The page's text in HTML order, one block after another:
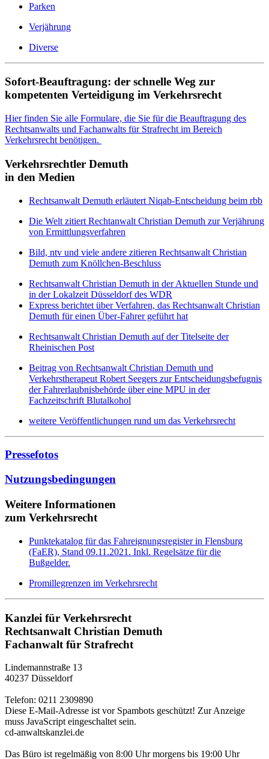
Parken
Verjährung
Diverse
Sofort-Beauftragung: der schnelle Weg zur
kompetenten Verteidigung im Verkehrsrecht
Hier finden Sie alle Formulare, die Sie für die Beauftragung des
Rechtsanwalts und Fachanwalts für Strafrecht im Bereich
Verkehrsrecht benötigen.
Verkehrsrechtler Demuth
in den Medien
Rechtsanwalt Demuth erläutert Niqab-Entscheidung beim rbb
Die Welt zitiert Rechtanwalt Christian Demuth zur Verjährung
von Ermittlungsverfahren
Bild, ntv und viele andere zitieren Rechtsanwalt Christian
Demuth zum Knöllchen-Beschluss
Rechtsanwalt Christian Demuth in der Aktuellen Stunde und
in der Lokalzeit Düsseldorf des WDR
Express berichtet über Verfahren, das Rechtsanwalt Christian
Demuth für einen Über-Fahrer geführt hat
Rechtsanwalt Christian Demuth auf der Titelseite der
Rheinischen Post
Beitrag von Rechtsanwalt Christian Demuth und
Verkehrstherapeut Robert Seegers zur Entscheidungsbefugnis
der Fahrerlaubnisbehörde über eine MPU in der
Fachzeitschrift Blutalkohol
weitere Veröffentlichungen rund um das Verkehrsrecht
Pressefotos
Nutzungsbedingungen
Weitere Informationen
zum Verkehrsrecht
Punktekatalog für das Fahreignungsregister in Flensburg
(FaER), Stand 09.11.2021. Inkl. Regelsätze für die
Bußgelder.
Promillegrenzen im Verkehrsrecht
Kanzlei für Verkehrsrecht
Rechtsanwalt Christian Demuth
Fachanwalt für Strafrecht
Lindemannstraße 13
40237 Düsseldorf
Telefon: 0211 2309890
Diese E-Mail-Adresse ist vor Spambots geschützt! Zur Anzeige
muss JavaScript eingeschaltet sein.
cd-anwaltskanzlei.de
Das Büro ist regelmäßig von 8:00 Uhr morgens bis 19:00 Uhr